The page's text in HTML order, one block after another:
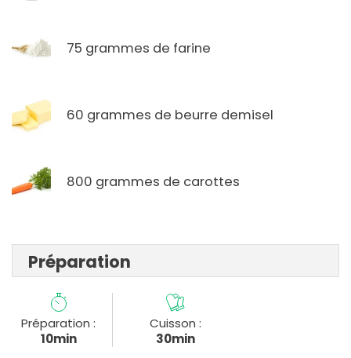
75 grammes de farine
60 grammes de beurre demisel
800 grammes de carottes
Préparation
Préparation :
10min
Cuisson :
30min